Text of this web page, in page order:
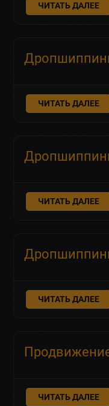
ЧИТАТЬ ДАЛЕЕ
ЧИТАТЬ ДАЛЕЕ
ЧИТАТЬ ДАЛЕЕ
ЧИТАТЬ ДАЛЕЕ
ЧИТАТЬ ДАЛЕЕ